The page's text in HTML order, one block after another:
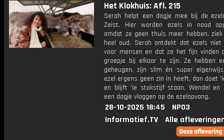
Het Klokhuis: Afl. 215
Serah helpt een dagje mee bij de
Zeist. Hier worden ezels in nood
omdat ze geen thuis meer hebben,
heel oud. Serah ontdekt dat ezels niet
voor mensen en dat ze het fijn vinden
groepje bij elkaar te zijn. Ze hebben
geheugen, zijn slim én super
ezel ergens geen zin in heeft, dan doet
en blijft 'ie stokstijf staan. Wendel en
een dagje vloggen op de ezelopvang.
28-10-2025 18:45
NPO3
Informatief.TV
Alle